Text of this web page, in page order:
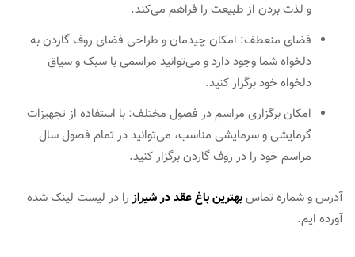
و لذت بردن از طبیعت را فراهم می‌کند.
فضای منعطف: امکان چیدمان و طراحی فضای روف گاردن به
دلخواه شما وجود دارد و می‌توانید مراسمی با سبک و سیاق
دلخواه خود برگزار کنید.
امکان برگزاری مراسم در فصول مختلف: با استفاده از تجهیزات
گرمایشی و سرمایشی مناسب، می‌توانید در تمام فصول سال
مراسم خود را در روف گاردن برگزار کنید.
آدرس و شماره تماسبهترین باغ عقد در شیرازرا در لیست لینک شده
آورده ایم.